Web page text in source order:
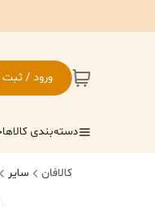
ورود / ثبت
دسته‌بندی کالاها
کالافان سایر